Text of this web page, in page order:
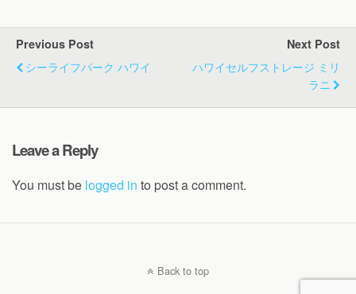
Previous Post
シーライフパーク ハワイ
Next Post
ハワイセルフストレージ ミリ
ラニ
Leave a Reply
You must be logged in to post a comment.
Back to top